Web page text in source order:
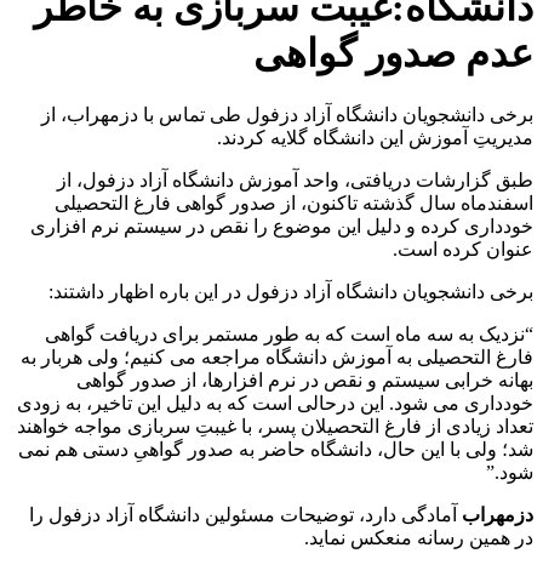
صدور گواهی
دانشجویان دانشگاه آزاد دزفول طی تماس با دزمهراب، از
آموزش این دانشگاه گلایه کردند.
گزارشات دریافتی، واحد آموزش دانشگاه آزاد دزفول، از
سال گذشته تاکنون، از صدور گواهی فارغ التحصیلی
کرده و دلیل این موضوع را نقص در سیستم نرم افزاری
کرده است.
دانشجویان دانشگاه آزاد دزفول در این باره اظهار داشتند:
به سه ماه است که به طور مستمر برای دریافت گواهی
التحصیلی به آموزش دانشگاه مراجعه می کنیم؛ ولی هربار به
خرابی سیستم و نقص در نرم افزارها، از صدور گواهی
می شود. این درحالی است که به دلیل این تاخیر، به زودی
زیادی از فارغ التحصیلان پسر، با غیبتِ سربازی مواجه خواهند
ولی با این حال، دانشگاه حاضر به صدور گواهیِ دستی هم نمی
آمادگی دارد، توضیحات مسئولین دانشگاه آزاد دزفول را
همین رسانه منعکس نماید.